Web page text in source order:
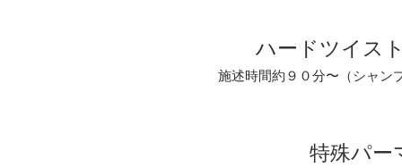
ハードツイス
施述時間約９０分〜（シャン
特殊パ